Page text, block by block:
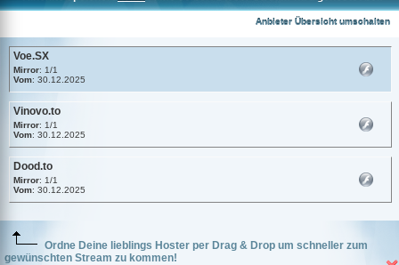
Anbieter Übersicht umschalten
Voe.SX
Mirror: 1/1
Vom: 30.12.2025
Vinovo.to
Mirror: 1/1
Vom: 30.12.2025
Dood.to
Mirror: 1/1
Vom: 30.12.2025
Ordne Deine lieblings Hoster per Drag & Drop um schneller zum
gewünschten Stream zu kommen!